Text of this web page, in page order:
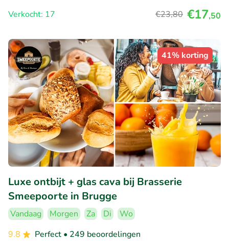
Verkocht: 17
€23,80 €17,50
41% korting
Luxe ontbijt + glas cava bij Brasserie
Smeepoorte in Brugge
Vandaag Morgen Za Di
Wo
9.8
Perfect • 249 beoordelingen